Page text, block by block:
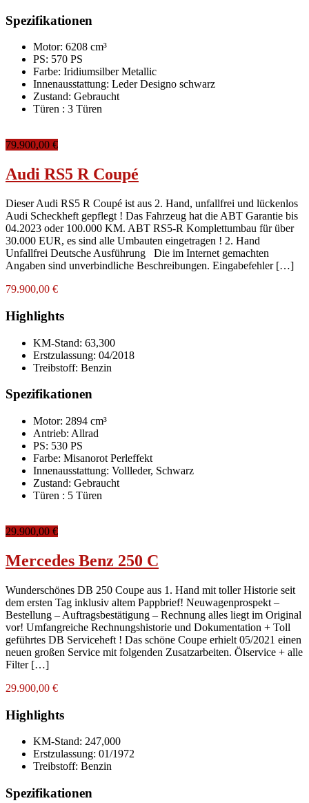
Spezifikationen
Motor: 6208 cm³
PS: 570 PS
Farbe: Iridiumsilber Metallic
Innenausstattung: Leder Designo schwarz
Zustand: Gebraucht
Türen : 3 Türen
79.900,00 €
Audi RS5 R Coupé
Dieser Audi RS5 R Coupé ist aus 2. Hand, unfallfrei und lückenlos
Audi Scheckheft gepflegt ! Das Fahrzeug hat die ABT Garantie bis
04.2023 oder 100.000 KM. ABT RS5-R Komplettumbau für über
30.000 EUR, es sind alle Umbauten eingetragen ! 2. Hand
Unfallfrei Deutsche Ausführung Die im Internet gemachten
Angaben sind unverbindliche Beschreibungen. Eingabefehler […]
79.900,00 €
Highlights
KM-Stand: 63,300
Erstzulassung: 04/2018
Treibstoff: Benzin
Spezifikationen
Motor: 2894 cm³
Antrieb: Allrad
PS: 530 PS
Farbe: Misanorot Perleffekt
Innenausstattung: Vollleder, Schwarz
Zustand: Gebraucht
Türen : 5 Türen
29.900,00 €
Mercedes Benz 250 C
Wunderschönes DB 250 Coupe aus 1. Hand mit toller Historie seit
dem ersten Tag inklusiv altem Pappbrief! Neuwagenprospekt –
Bestellung – Auftragsbestätigung – Rechnung alles liegt im Original
vor! Umfangreiche Rechnungshistorie und Dokumentation + Toll
geführtes DB Serviceheft ! Das schöne Coupe erhielt 05/2021 einen
neuen großen Service mit folgenden Zusatzarbeiten. Ölservice + alle
Filter […]
29.900,00 €
Highlights
KM-Stand: 247,000
Erstzulassung: 01/1972
Treibstoff: Benzin
Spezifikationen